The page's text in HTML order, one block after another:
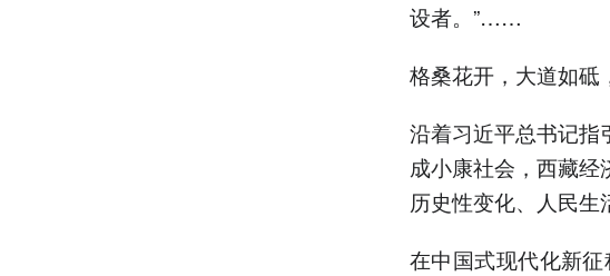
设者。”……
格桑花开，大道如砥
沿着习近平总书记指
成小康社会，西藏经
历史性变化、人民生
在中国式现代化新